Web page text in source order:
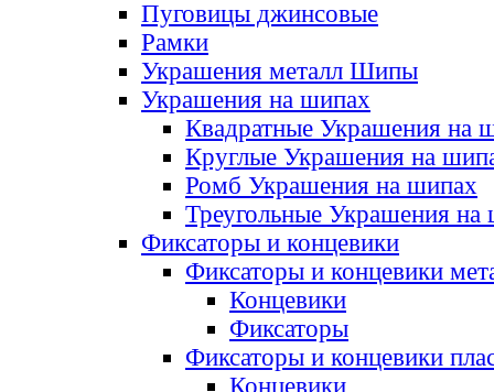
Пуговицы джинсовые
Рамки
Украшения металл Шипы
Украшения на шипах
Квадратные Украшения на
Круглые Украшения на
Ромб Украшения на шипах
Треугольные Украшения на
Фиксаторы и концевики
Фиксаторы и концевики
Концевики
Фиксаторы
Фиксаторы и концевики
Концевики